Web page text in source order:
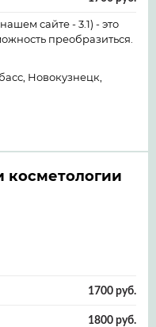
сайте - 3.1) - это
преобразиться.
Новокузнецк,
косметологии
1700 руб.
1800 руб.